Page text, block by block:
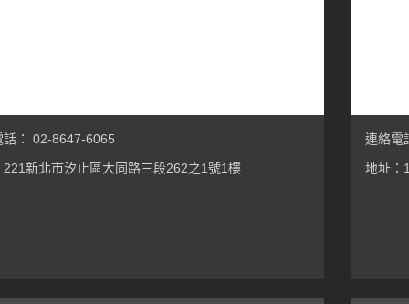
話： 02-8647-6065
221新北市汐止區大同路三段262之1號1樓
連絡電
地址：